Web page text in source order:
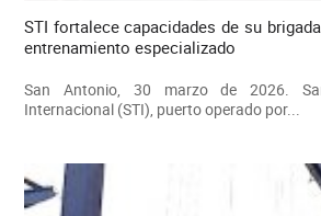
STI fortalece capacidades de su
entrenamiento especializado
San Antonio, 30 marzo de 2026.
Internacional (STI), puerto operado por...